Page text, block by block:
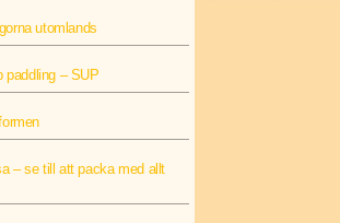
utomlands
paddling – SUP
– se till att packa med allt